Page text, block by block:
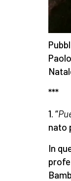
***
1. “
nato
In